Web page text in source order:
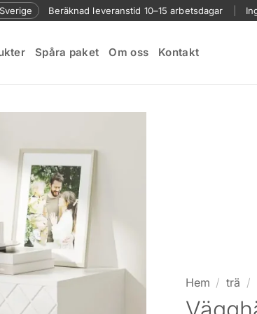
Beräknad leveranstid 10–15 arbetsdagar
Spåra paket Om oss Kontakt
Hem / trä /